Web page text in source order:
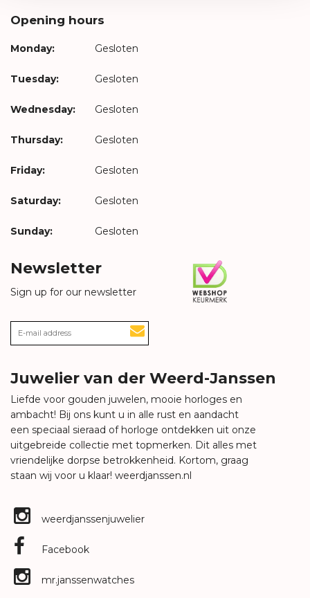
Opening hours
Monday: Gesloten
Tuesday: Gesloten
Wednesday: Gesloten
Thursday: Gesloten
Friday: Gesloten
Saturday: Gesloten
Sunday: Gesloten
Newsletter
Sign up for our newsletter
Juwelier van der Weerd-Janssen
Liefde voor gouden juwelen, mooie horloges en
ambacht! Bij ons kunt u in alle rust en aandacht
een speciaal sieraad of horloge ontdekken uit onze
uitgebreide collectie met topmerken. Dit alles met
vriendelijke dorpse betrokkenheid. Kortom, graag
staan wij voor u klaar! weerdjanssen.nl
weerdjanssenjuwelier
Facebook
mr.janssenwatches